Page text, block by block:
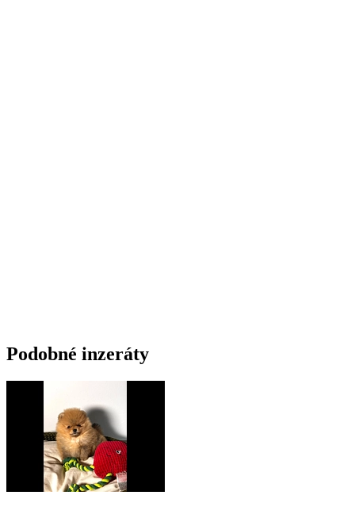
Podobné inzeráty